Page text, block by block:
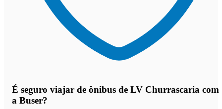
É seguro viajar de ônibus de LV Churrascaria com
a Buser?